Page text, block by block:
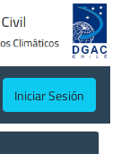
Iniciar Sesión